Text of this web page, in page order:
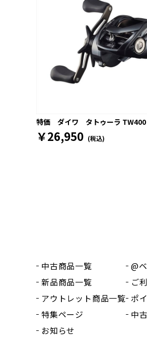
特価 ダイワ タトゥーラ TW400
￥26,950 (税込)
中古商品一覧
新品商品一覧
アウトレット商品一覧
特集ページ
お知らせ
@
ご
ポ
中